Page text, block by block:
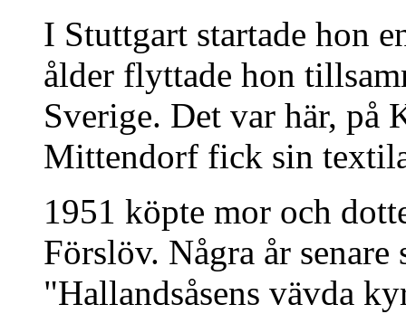
I Stuttgart startade hon
ålder flyttade hon
Sverige. Det var här, på
Mittendorf fick sin
1951 köpte mor och
Förslöv. Några år
"Hallandsåsens vävda